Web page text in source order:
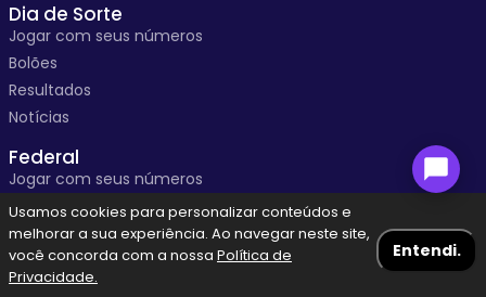
Dia de Sorte
Jogar com seus números
Bolões
Resultados
Notícias
Federal
Jogar com seus números
Bolões
Resultados
Notícias
Navegação Blog
Usamos cookies para personalizar conteúdos e
melhorar a sua experiência. Ao navegar neste site,
você concorda com a nossa Política de
Privacidade.
Entendi.